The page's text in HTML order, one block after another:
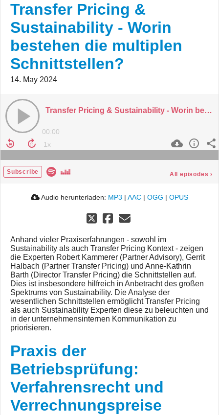
Transfer Pricing &
Sustainability - Worin
bestehen die multiplen
Schnittstellen?
14. May 2024
Transfer Pricing & Sustainability - Worin bestehen die multiplen Schnittstellen?
00:00
Subscribe All episodes ›
Audio herunterladen: MP3 | AAC | OGG | OPUS
Anhand vieler Praxiserfahrungen - sowohl im
Sustainability als auch Transfer Pricing Kontext - zeigen
die Experten Robert Kammerer (Partner Advisory), Gerrit
Halbach (Partner Transfer Pricing) und Anne-Kathrin
Barth (Director Transfer Pricing) die Schnittstellen auf.
Dies ist insbesondere hilfreich in Anbetracht des großen
Spektrums von Sustainability. Die Analyse der
wesentlichen Schnittstellen ermöglicht Transfer Pricing
als auch Sustainability Experten diese zu beleuchten und
in der unternehmensinternen Kommunikation zu
priorisieren.
Praxis der
Betriebsprüfung:
Verfahrensrecht und
Verrechnungspreise